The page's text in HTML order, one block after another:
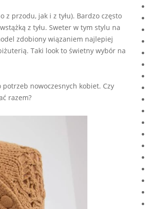
z przodu, jak i z tyłu). Bardzo często
z tyłu. Sweter w tym stylu na
zdobiony wiązaniem najlepiej
Taki look to świetny wybór na
nowoczesnych kobiet. Czy
razem?